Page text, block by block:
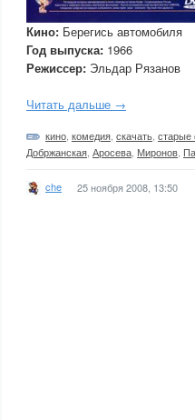
Кино: Берегись автомобиля
Год выпуска: 1966
Режиссер: Эльдар Рязанов
Читать дальше →
кино комедия скачать
Добржанская Аросева Миронов
che 25 ноября 2008, 13:50